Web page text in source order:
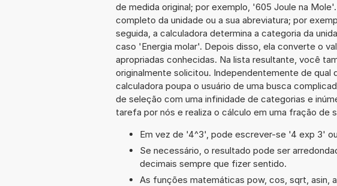
de medida original; por exemplo, '605 Joule na
completo da unidade ou a sua abreviatura; por
seguida, a calculadora determina a categoria da
caso 'Energia molar'. Depois disso, ela converte o
apropriadas conhecidas. Na lista resultante, você
originalmente solicitou. Independentemente de qual
calculadora poupa o usuário de uma busca
de seleção com uma infinidade de categorias e
tarefa por nós e realiza o cálculo em uma fração de
Em vez de '4^3', pode escrever-se '4 exp 3'
Se necessário, o resultado pode ser
decimais sempre que fizer sentido.
As funções matemáticas pow, cos, sqrt, asin,